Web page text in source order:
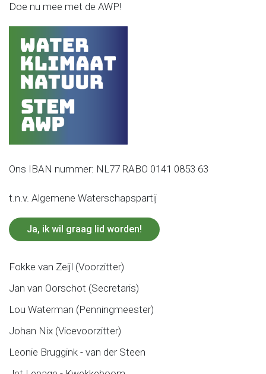
Doe nu mee met de AWP!
Ons IBAN nummer: NL77 RABO 0141 0853 63
t.n.v. Algemene Waterschapspartij
Ja, ik wil graag lid worden!
Fokke van Zeijl (Voorzitter)
Jan van Oorschot (Secretaris)
Lou Waterman (Penningmeester)
Johan Nix (Vicevoorzitter)
Leonie Bruggink - van der Steen